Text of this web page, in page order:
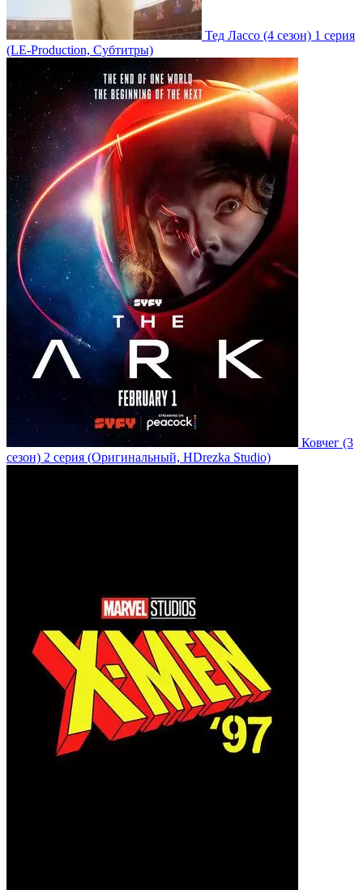
Тед Лассо (4 сезон) 1 серия
(LE-Production, Субтитры)
Ковчег (3
сезон) 2 серия (Оригинальный, HDrezka Studio)